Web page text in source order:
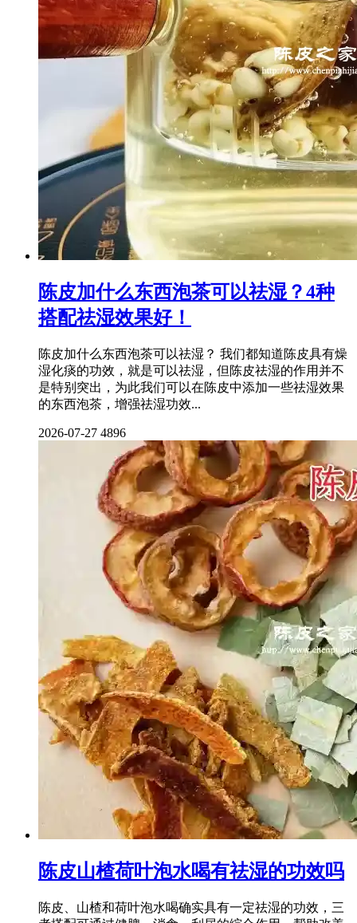
陈皮加什么东西泡茶可以祛湿？4种
搭配祛湿效果好！
陈皮加什么东西泡茶可以祛湿？ 我们都知道陈皮具有燥
湿化痰的功效，就是可以祛湿，但陈皮祛湿的作用并不
是特别突出，为此我们可以在陈皮中添加一些祛湿效果
的东西泡茶，增强祛湿功效...
2026-07-27 4896
陈皮山楂荷叶泡水喝有祛湿的功效吗
陈皮、山楂和荷叶泡水喝确实具有一定祛湿的功效，三